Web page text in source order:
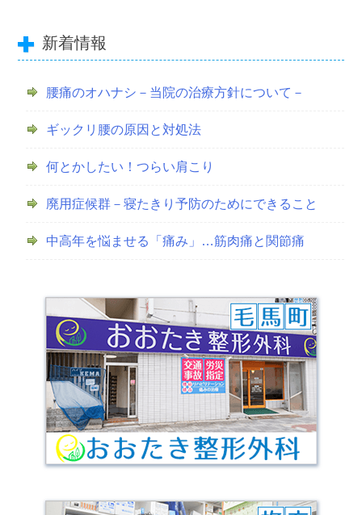
新着情報
腰痛のオハナシ－当院の治療方針について－
ギックリ腰の原因と対処法
何とかしたい！つらい肩こり
廃用症候群－寝たきり予防のためにできること
中高年を悩ませる「痛み」…筋肉痛と関節痛